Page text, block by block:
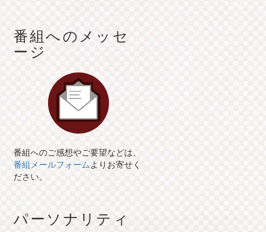
番組へのメッセ
ージ
番組へのご感想やご要望などは、
番組メールフォームよりお寄せく
ださい。
パーソナリティ